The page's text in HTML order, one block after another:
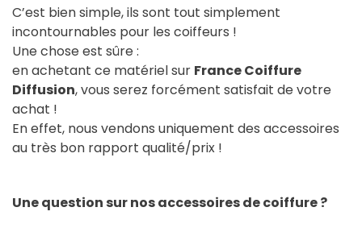
C’est bien simple, ils sont tout simplement
incontournables pour les coiffeurs !
Une chose est sûre :
en achetant ce matériel sur France Coiffure
Diffusion, vous serez forcément satisfait de votre
achat !
En effet, nous vendons uniquement des accessoires
au très bon rapport qualité/prix !
Une question sur nos accessoires de coiffure ?